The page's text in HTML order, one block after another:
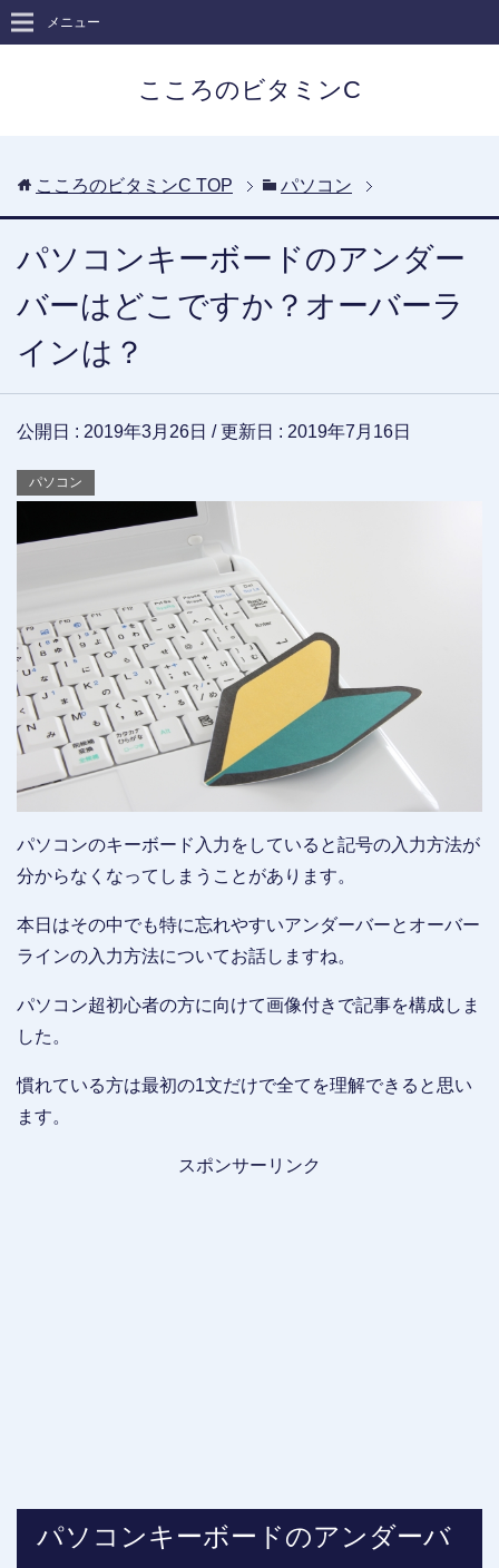
こころのビタミンC
メニュー
こころのビタミンC TOP パソコン
パソコンキーボードのアンダー
バーはどこですか？オーバーラ
インは？
公開日 : 2019年3月26日 / 更新日 : 2019年7月16日
パソコン
パソコンのキーボード入力をしていると記号の入力方法が
分からなくなってしまうことがあります。
本日はその中でも特に忘れやすいアンダーバーとオーバー
ラインの入力方法についてお話しますね。
パソコン超初心者の方に向けて画像付きで記事を構成しま
した。
慣れている方は最初の1文だけで全てを理解できると思い
ます。
スポンサーリンク
パソコンキーボードのアンダーバ